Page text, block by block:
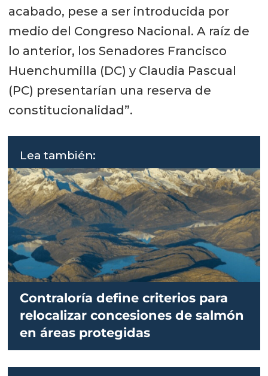
acabado, pese a ser introducida por
medio del Congreso Nacional. A raíz de
lo anterior, los Senadores Francisco
Huenchumilla (DC) y Claudia Pascual
(PC) presentarían una reserva de
constitucionalidad”.
Lea también:
Contraloría define criterios para
relocalizar concesiones de salmón
en áreas protegidas